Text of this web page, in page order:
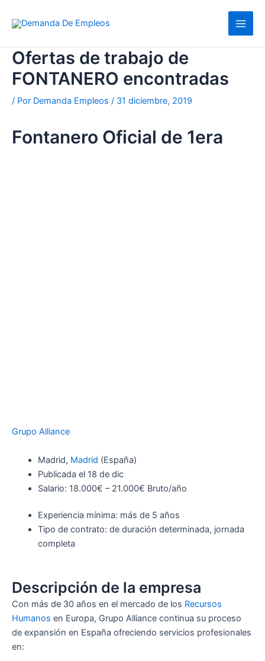
Ofertas de trabajo de
FONTANERO encontradas
/ Por Demanda Empleos / 31 diciembre, 2019
Fontanero Oficial de 1era
Grupo Alliance
Madrid, Madrid (España)
Publicada el 18 de dic
Salario: 18.000€ – 21.000€ Bruto/año
Experiencia mínima: más de 5 años
Tipo de contrato: de duración determinada, jornada
completa
Descripción de la empresa
Con más de 30 años en el mercado de los Recursos
Humanos en Europa, Grupo Alliance continua su proceso
de expansión en España ofreciendo servicios profesionales
en: